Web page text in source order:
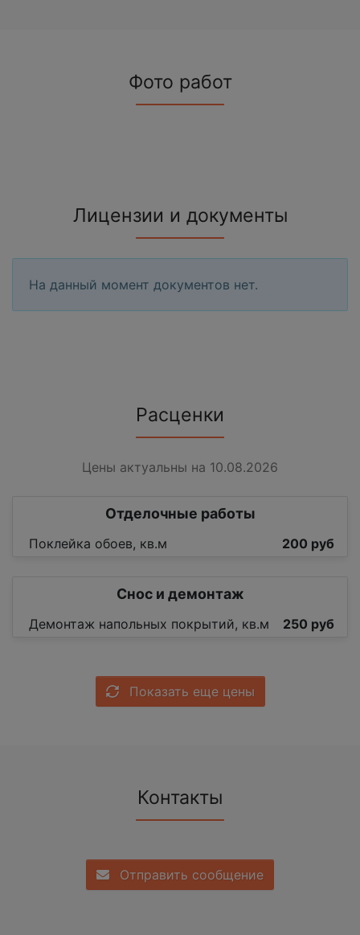
Фото работ
Лицензии и документы
На данный момент документов нет.
Расценки
Цены актуальны на 10.08.2026
Отделочные работы
Поклейка обоев, кв.м 200 руб
Снос и демонтаж
Демонтаж напольных покрытий, кв.м 250 руб
Показать еще цены
Контакты
Отправить сообщение